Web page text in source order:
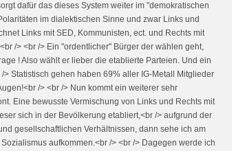
dafür das dieses System weiter im "demokratischen
im dialektischen Sinne und zwar Links und
Links mit SED, Kommunisten, ect. und Rechts mit
/> <br /> Ein "ordentlicher" Bürger der wählen geht,
! Also wählt er lieber die etablierte Parteien. Und ein
Statistisch gehen haben 69% aller IG-Metall Mitglieder
/> <br /> Nun kommt ein weiterer sehr
Eine bewusste Vermischung von Links und Rechts mit
sich in der Bevölkerung etabliert,<br /> aufgrund der
gesellschaftlichen Verhältnissen, dann sehe ich am
aufkommen.<br /> <br /> Dagegen werde ich